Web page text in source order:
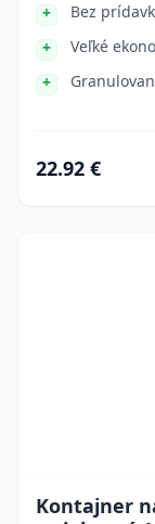
Bez
Veľké
22.92 €
Kontajner